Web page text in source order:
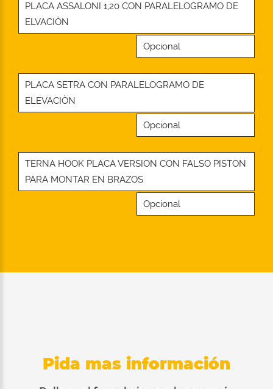
PLACA ASSALONI 1,20 CON PARALELOGRAMO DE
ELVACIÒN
Opcional
PLACA SETRA CON PARALELOGRAMO DE
ELEVACIÒN
Opcional
TERNA HOOK PLACA VERSION CON FALSO PISTON
PARA MONTAR EN BRAZOS
Opcional
Pida mas información